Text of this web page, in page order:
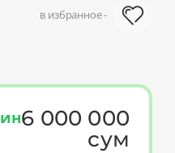
в избранное -
6 000 000
сум